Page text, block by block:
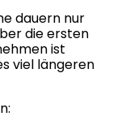
dauern nur
die ersten
ist
viel längeren